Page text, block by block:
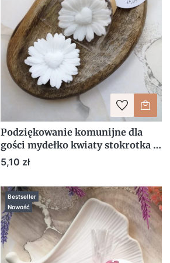
Podziękowanie komunijne dla
gości mydełko kwiaty stokrotka z
sercem z winietką kolor biały
Cena
5,10 zł
Bestseller
Nowość